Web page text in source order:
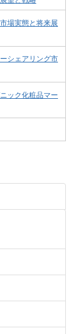
場実態と将来展
シェアリング市
ック化粧品マー